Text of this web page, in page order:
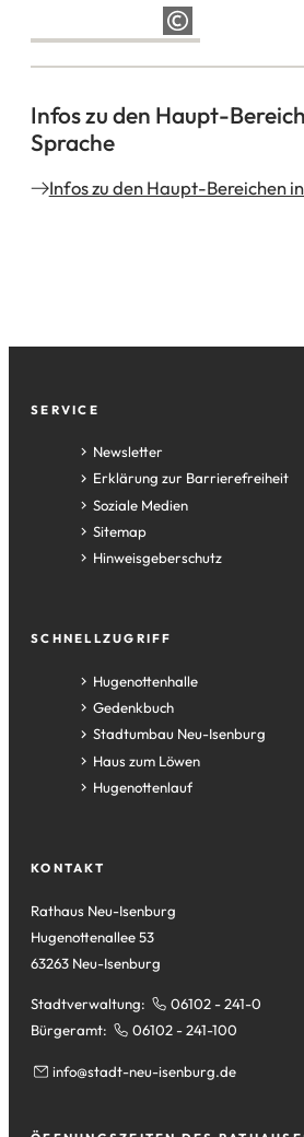
Infos zu den Haupt-
Sprache
Infos zu den Haupt-Bereichen
Fußzeile
SERVICE
Newsletter
Erklärung zur Barrierefreiheit
Soziale Medien
Sitemap
Hinweisgeberschutz
SCHNELLZUGRIFF
Hugenottenhalle
(Öffnet
in
einem
neuen
Tab)
Gedenkbuch
(Öffnet
in
einem
neuen
Stadtumbau Neu-Isenburg
(Öffnet
in
einem
Haus zum Löwen
(Öffnet
in
Tab)
Hugenottenlauf
(Öffnet
neuen
KONTAKT
Rathaus Neu-Isenburg
Hugenottenallee 53
63263 Neu-Isenburg
Stadtverwaltung:
06102 - 241-0
Bürgeramt:
06102 - 241-100
info stadt-neu-isenburg de